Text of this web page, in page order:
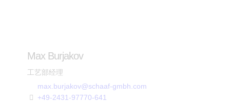
Max Burjakov
工艺部经理
max.burjakov@schaaf-gmbh.com
+49-2431-97770-641